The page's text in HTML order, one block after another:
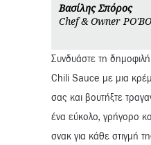
Βασίλης Σπόρος
Chef & Owner
Συνδυάστε τη
Chili Sauce με μια
σας και βουτήξτε
ένα εύκολο, γρήγορο
σνακ για κάθε στιγμή